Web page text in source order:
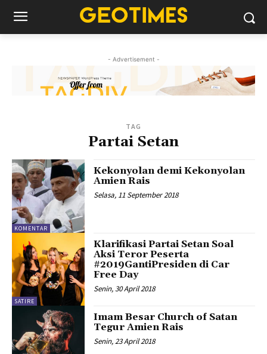
- Advertisement -
TAG
Partai Setan
KOMENTAR
Kekonyolan demi Kekonyolan
Amien Rais
Selasa, 11 September 2018
SATIRE
Klarifikasi Partai Setan Soal
Aksi Teror Peserta
#2019GantiPresiden di Car
Free Day
Senin, 30 April 2018
Imam Besar Church of Satan
Tegur Amien Rais
Senin, 23 April 2018